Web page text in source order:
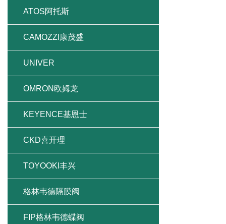
ATOS阿托斯
CAMOZZI康茂盛
UNIVER
OMRON欧姆龙
KEYENCE基恩士
CKD喜开理
TOYOOKI丰兴
格林韦德隔膜阀
FIP格林韦德蝶阀